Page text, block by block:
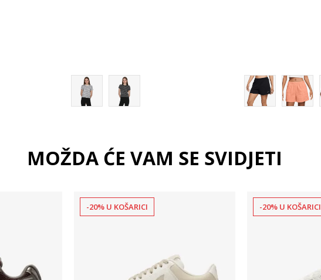
MOŽDA ĆE VAM SE SVIDJETI
-20% U KOŠARICI -20% U KOŠARICI